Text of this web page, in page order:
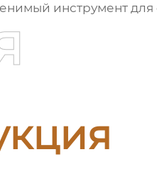
инструмент для